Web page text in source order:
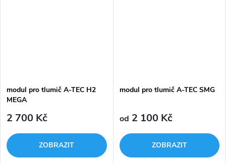
modul pro tlumič A-TEC H2
MEGA
2 700 Kč
ZOBRAZIT
modul pro tlumič A-TEC SMG
od 2 100 Kč
ZOBRAZIT